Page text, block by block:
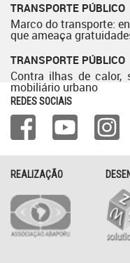
TRANSPORTE PÚBLICO
Marco do transporte:
que ameaça
TRANSPORTE PÚBLICO
Contra ilhas de
mobiliário urbano
REDES SOCIAIS
REALIZAÇÃO